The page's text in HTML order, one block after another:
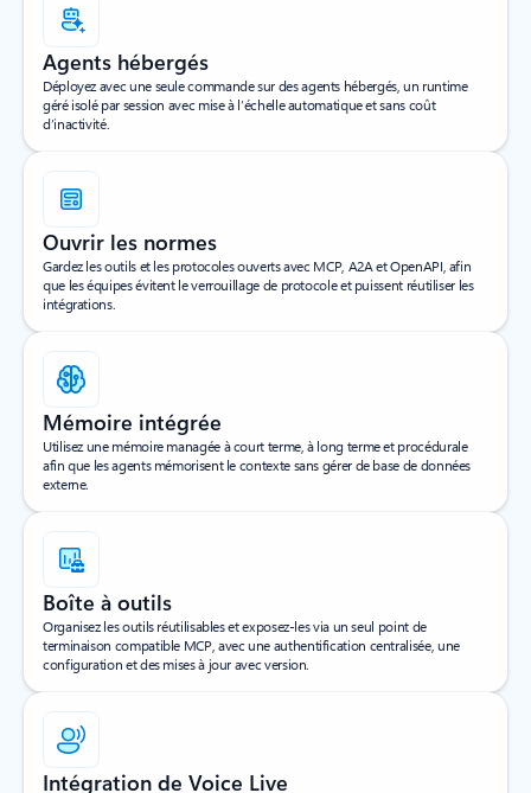
Agents hébergés
Déployez avec une seule commande sur des agents hébergés, un runtime
géré isolé par session avec mise à l’échelle automatique et sans coût
d’inactivité.
Ouvrir les normes
Gardez les outils et les protocoles ouverts avec MCP, A2A et OpenAPI, afin
que les équipes évitent le verrouillage de protocole et puissent réutiliser les
intégrations.
Mémoire intégrée
Utilisez une mémoire managée à court terme, à long terme et procédurale
afin que les agents mémorisent le contexte sans gérer de base de données
externe.
Boîte à outils
Organisez les outils réutilisables et exposez-les via un seul point de
terminaison compatible MCP, avec une authentification centralisée, une
configuration et des mises à jour avec version.
Intégration de Voice Live